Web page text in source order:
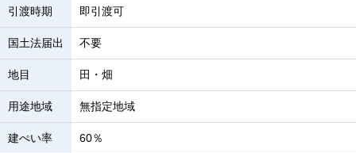
引渡時期 即引渡可
国土法届出 不要
地目 田・畑
用途地域 無指定地域
建ぺい率 60％